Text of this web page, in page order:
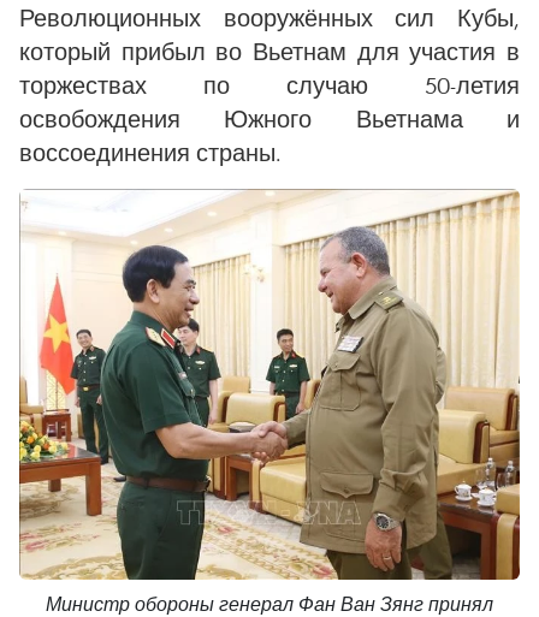
Революционных вооружённых сил Кубы,
который прибыл во Вьетнам для участия в
торжествах по случаю 50-летия
освобождения Южного Вьетнама и
воссоединения страны.
Министр обороны генерал Фан Ван Зянг принял